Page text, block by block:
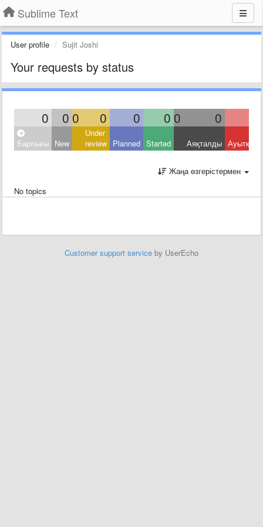
Sublime Text
User profile Sujit Joshi
Your requests by status
0 0 0 0 0 0 0 0
Барлығы New
Under
review Planned Started Аяқталды
Жаңа өзгерістермен
No topics
Customer support service by UserEcho